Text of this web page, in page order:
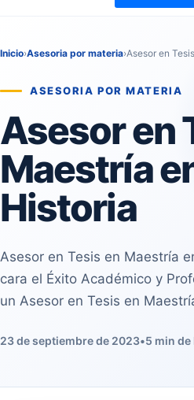
Inicio›Asesoria por materia›Asesor en
ASESORIA POR MATERIA
Asesor en
Maestría
Historia
Asesor en Tesis en Maestría
cara el Éxito Académico y
un Asesor en Tesis en
23 de septiembre de 2023•5 min